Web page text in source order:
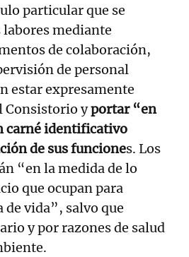
particular que se
mediante
de colaboración,
de personal
estar expresamente
Consistorio yportar “en
carné identificativo
de sus funciones. Los
“en la medida de lo
que ocupan para
vida”, salvo que
y por razones de salud